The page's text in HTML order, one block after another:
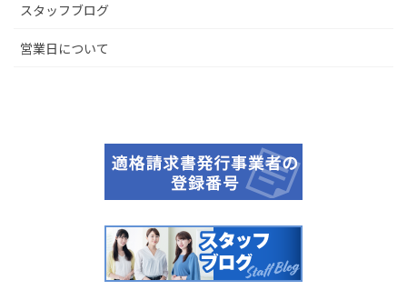
スタッフブログ
営業日について